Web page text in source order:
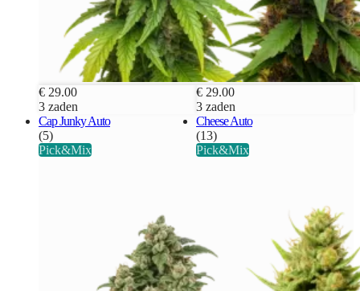
€ 29.00
3 zaden
€ 29.00
3 zaden
Cap Junky Auto
(5)
Pick&Mix
Cheese Auto
(13)
Pick&Mix